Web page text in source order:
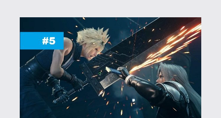
tömör akció kifejezetten illett a home
office mellé."(Rewmac)